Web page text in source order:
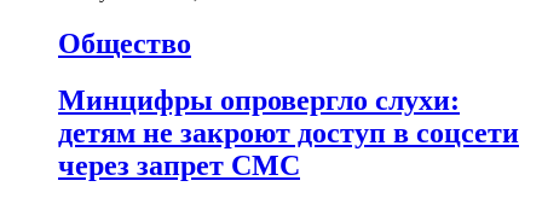
Общество
Минцифры опровергло слухи:
детям не закроют доступ в соцсети
через запрет СМС